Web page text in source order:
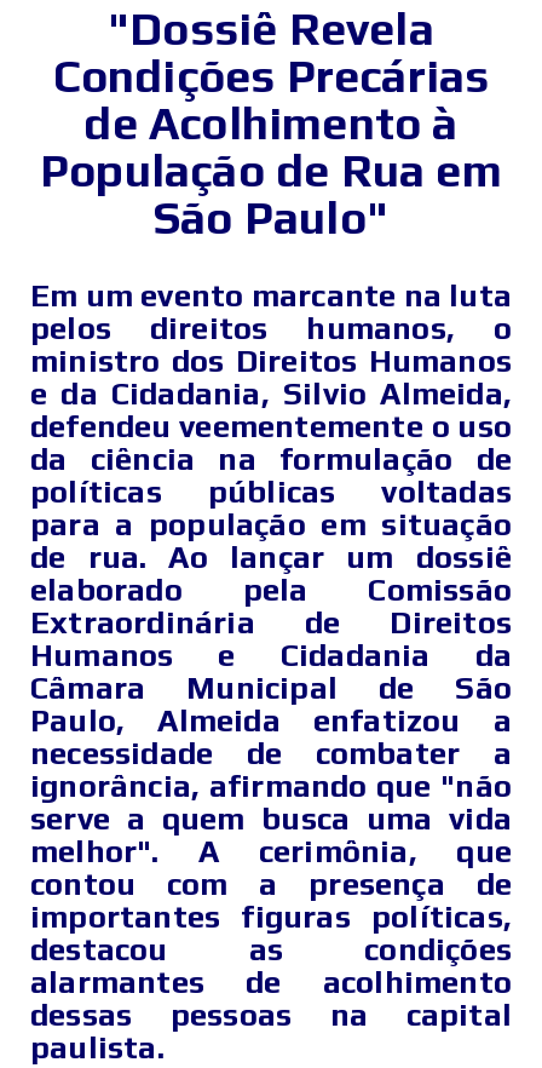
"Dossiê Revela
Condições Precárias
de Acolhimento à
População de Rua em
São Paulo"
Em um evento marcante na luta
pelos direitos humanos, o
ministro dos Direitos Humanos
e da Cidadania, Silvio Almeida,
defendeu veementemente o uso
da ciência na formulação de
políticas públicas voltadas
para a população em situação
de rua. Ao lançar um dossiê
elaborado pela Comissão
Extraordinária de Direitos
Humanos e Cidadania da
Câmara Municipal de São
Paulo, Almeida enfatizou a
necessidade de combater a
ignorância, afirmando que "não
serve a quem busca uma vida
melhor". A cerimônia, que
contou com a presença de
importantes figuras políticas,
destacou as condições
alarmantes de acolhimento
dessas pessoas na capital
paulista.